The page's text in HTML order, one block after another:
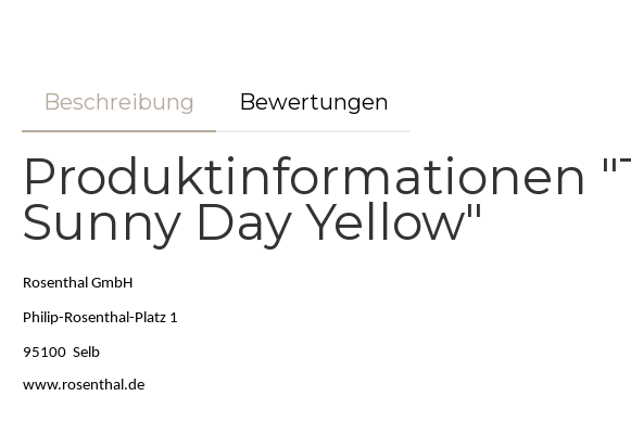
Beschreibung Bewertungen
Produktinformationen
Sunny Day Yellow"
Rosenthal GmbH
Philip-Rosenthal-Platz 1
95100 Selb
www.rosenthal.de